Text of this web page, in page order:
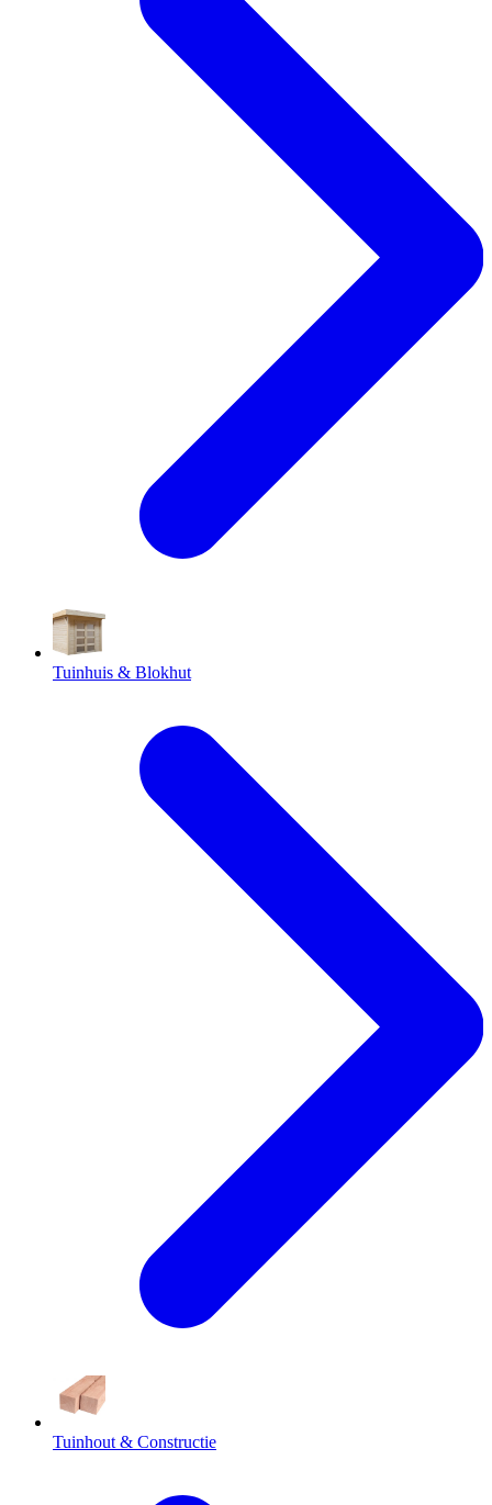
Tuinhuis & Blokhut
Tuinhout & Constructie